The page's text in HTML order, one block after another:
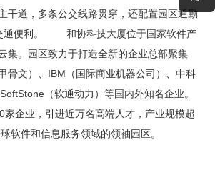
干道，多条公交线路贯穿，还配置园区通勤
通便利。 和协科技大厦位于国家软件产
集。园区致力于打造全新的企业总部聚集
骨文）、IBM（国际商业机器公司）、中科
（软通动力）等国内外知名企业。
家企业，引进近万名高端人才，产业规模超
软件和信息服务领域的领袖园区。